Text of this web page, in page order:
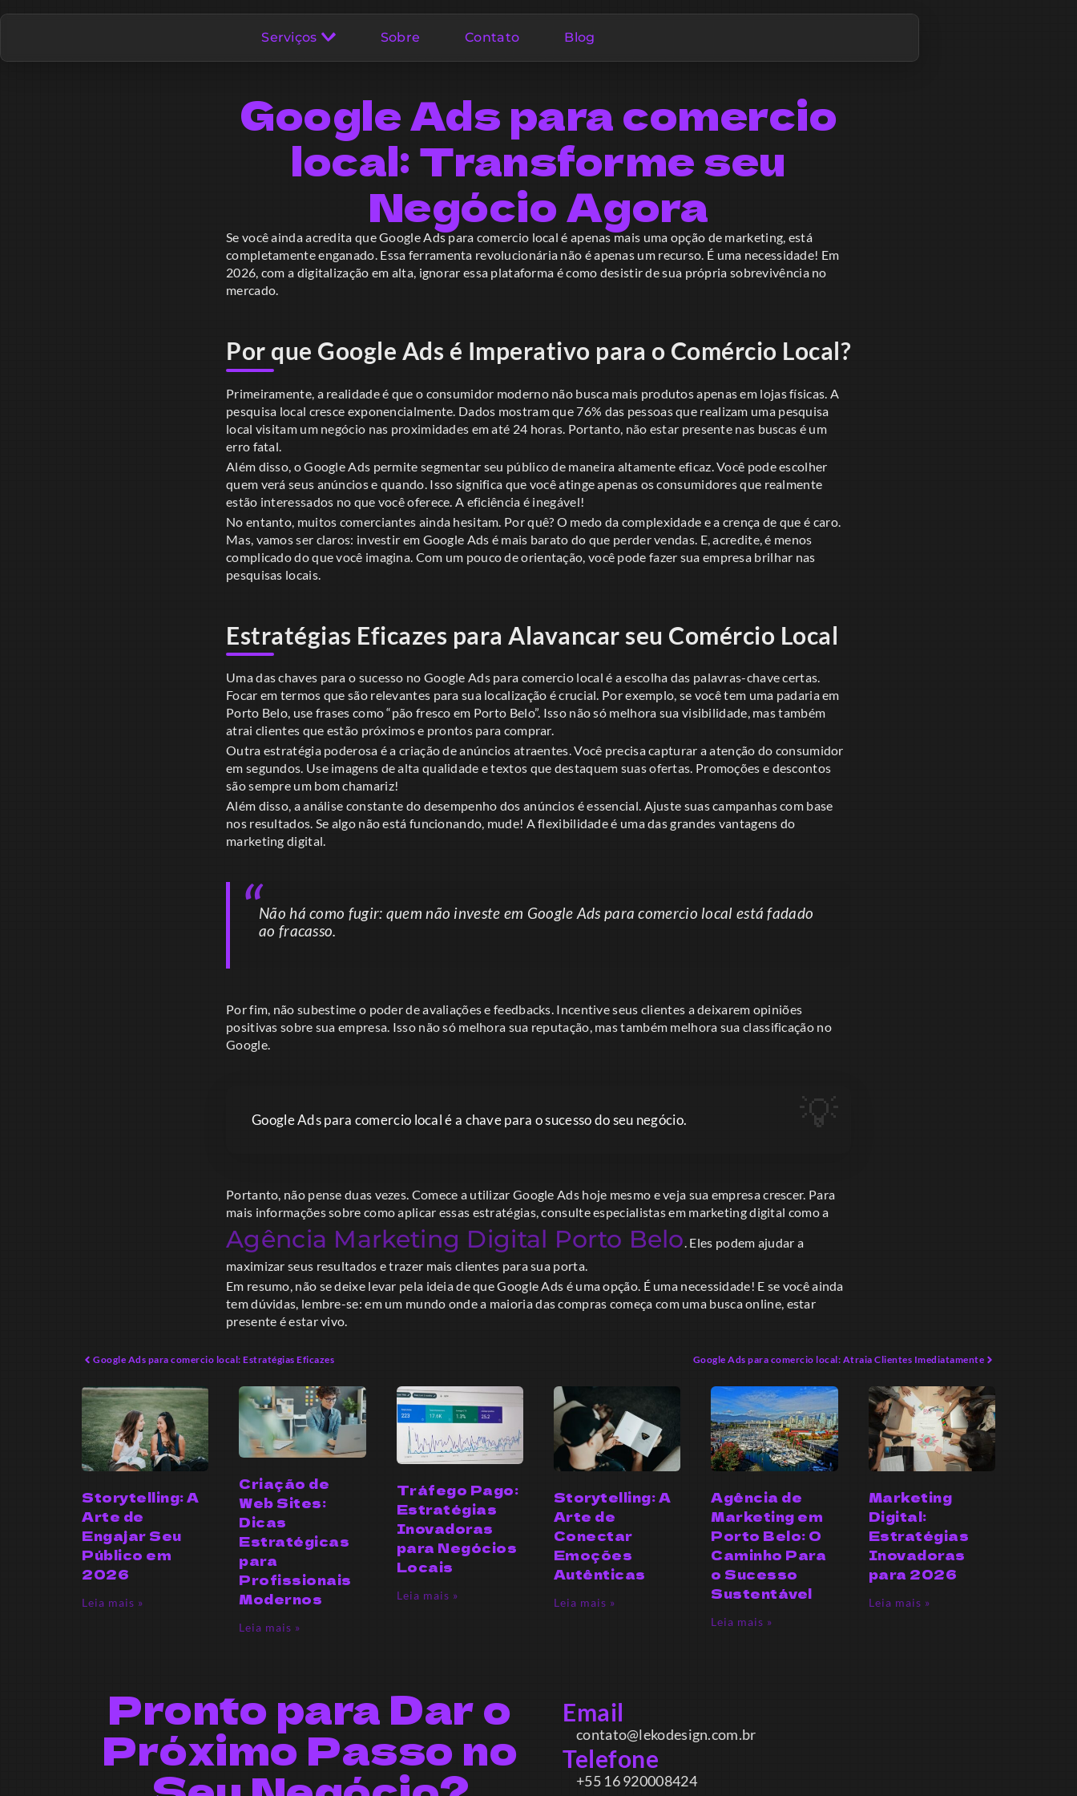
Serviços Sobre Contato Blog
Google Ads para comercio
local: Transforme seu
Negócio Agora
Se você ainda acredita que Google Ads para comercio local é apenas mais uma opção de marketing, está
completamente enganado. Essa ferramenta revolucionária não é apenas um recurso. É uma necessidade! Em
2026, com a digitalização em alta, ignorar essa plataforma é como desistir de sua própria sobrevivência no
mercado.
Por que Google Ads é Imperativo para o Comércio Local?
Primeiramente, a realidade é que o consumidor moderno não busca mais produtos apenas em lojas físicas. A
pesquisa local cresce exponencialmente. Dados mostram que 76% das pessoas que realizam uma pesquisa
local visitam um negócio nas proximidades em até 24 horas. Portanto, não estar presente nas buscas é um
erro fatal.
Além disso, o Google Ads permite segmentar seu público de maneira altamente eficaz. Você pode escolher
quem verá seus anúncios e quando. Isso significa que você atinge apenas os consumidores que realmente
estão interessados no que você oferece. A eficiência é inegável!
No entanto, muitos comerciantes ainda hesitam. Por quê? O medo da complexidade e a crença de que é caro.
Mas, vamos ser claros: investir em Google Ads é mais barato do que perder vendas. E, acredite, é menos
complicado do que você imagina. Com um pouco de orientação, você pode fazer sua empresa brilhar nas
pesquisas locais.
Estratégias Eficazes para Alavancar seu Comércio Local
Uma das chaves para o sucesso no Google Ads para comercio local é a escolha das palavras-chave certas.
Focar em termos que são relevantes para sua localização é crucial. Por exemplo, se você tem uma padaria em
Porto Belo, use frases como “pão fresco em Porto Belo”. Isso não só melhora sua visibilidade, mas também
atrai clientes que estão próximos e prontos para comprar.
Outra estratégia poderosa é a criação de anúncios atraentes. Você precisa capturar a atenção do consumidor
em segundos. Use imagens de alta qualidade e textos que destaquem suas ofertas. Promoções e descontos
são sempre um bom chamariz!
Além disso, a análise constante do desempenho dos anúncios é essencial. Ajuste suas campanhas com base
nos resultados. Se algo não está funcionando, mude! A flexibilidade é uma das grandes vantagens do
marketing digital.
Não há como fugir: quem não investe em Google Ads para comercio local está fadado
ao fracasso.
Por fim, não subestime o poder de avaliações e feedbacks. Incentive seus clientes a deixarem opiniões
positivas sobre sua empresa. Isso não só melhora sua reputação, mas também melhora sua classificação no
Google.
Google Ads para comercio local é a chave para o sucesso do seu negócio.
Portanto, não pense duas vezes. Comece a utilizar Google Ads hoje mesmo e veja sua empresa crescer. Para
mais informações sobre como aplicar essas estratégias, consulte especialistas em marketing digital como a
Agência Marketing Digital Porto Belo. Eles podem ajudar a
maximizar seus resultados e trazer mais clientes para sua porta.
Em resumo, não se deixe levar pela ideia de que Google Ads é uma opção. É uma necessidade! E se você ainda
tem dúvidas, lembre-se: em um mundo onde a maioria das compras começa com uma busca online, estar
presente é estar vivo.
Google Ads para comercio local: Estratégias Eficazes Google Ads para comercio local: Atraia Clientes Imediatamente
Storytelling: A
Arte de
Engajar Seu
Público em
2026
Leia mais »
Criação de
Web Sites:
Dicas
Estratégicas
para
Profissionais
Modernos
Leia mais »
Tráfego Pago:
Estratégias
Inovadoras
para Negócios
Locais
Leia mais »
Storytelling: A
Arte de
Conectar
Emoções
Autênticas
Leia mais »
Agência de
Marketing em
Porto Belo: O
Caminho Para
o Sucesso
Sustentável
Leia mais »
Marketing
Digital:
Estratégias
Inovadoras
para 2026
Leia mais »
Pronto para Dar o
Próximo Passo no
Email
contato@lekodesign.com.br
Telefone
+55 16 920008424